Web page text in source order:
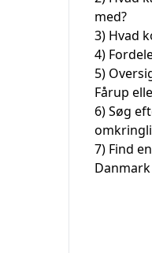
med?
3) Hvad
4)
5)
Fårup
6)Søg
7) Find
Danmark